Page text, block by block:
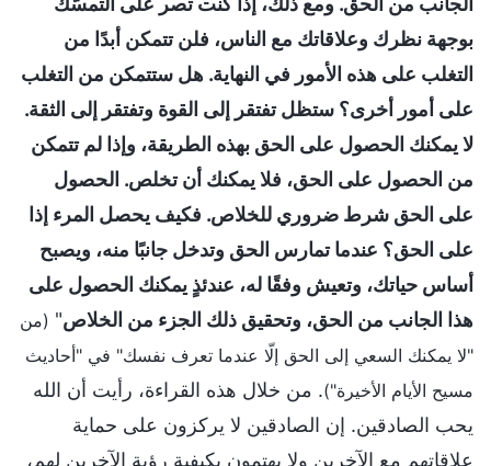
بوجهة نظرك وعلاقاتك مع الناس، فلن تتمكن أبدًا من
التغلب على هذه الأمور في النهاية. هل ستتمكن من التغلب
على أمور أخرى؟ ستظل تفتقر إلى القوة وتفتقر إلى الثقة.
لا يمكنك الحصول على الحق بهذه الطريقة، وإذا لم تتمكن
من الحصول على الحق، فلا يمكنك أن تخلص. الحصول
على الحق شرط ضروري للخلاص. فكيف يحصل المرء إذا
على الحق؟ عندما تمارس الحق وتدخل جانبًا منه، ويصبح
أساس حياتك، وتعيش وفقًا له، عندئذٍ يمكنك الحصول على
هذا الجانب من الحق، وتحقيق ذلك الجزء من الخلاص" (من
"لا يمكنك السعي إلى الحق إلّا عندما تعرف نفسك" في "أحاديث
مسيح الأيام الأخيرة"). من خلال هذه القراءة، رأيت أن الله
يحب الصادقين. إن الصادقين لا يركزون على حماية
علاقاتهم مع الآخرين ولا يهتمون بكيفية رؤية الآخرين لهم،